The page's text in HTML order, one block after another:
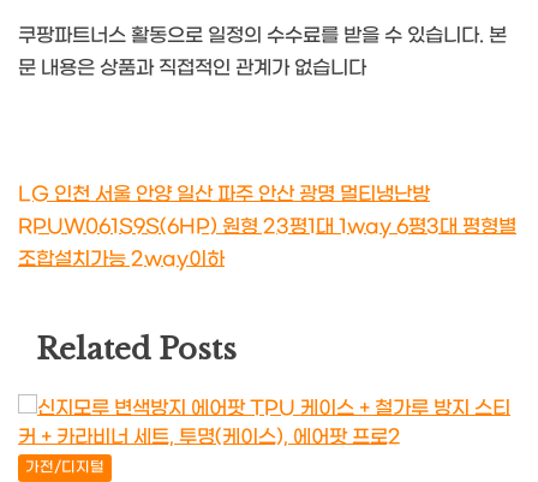
쿠팡파트너스 활동으로 일정의 수수료를 받을 수 있습니다. 본
문 내용은 상품과 직접적인 관계가 없습니다
LG 인천 서울 안양 일산 파주 안산 광명 멀티냉난방
RPUW061S9S(6HP) 원형 23평1대 1way 6평3대 평형별
조합설치가능 2way이하
Related Posts
가전/디지털